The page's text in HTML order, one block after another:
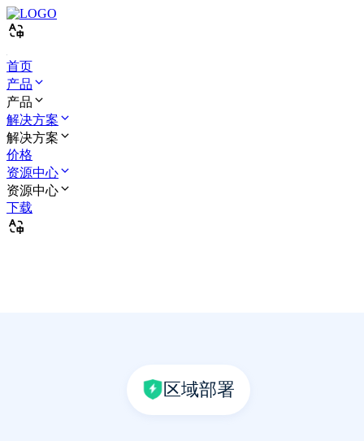
首页
产品
产品
解决方案
解决方案
价格
资源中心
资源中心
下载
区域部署